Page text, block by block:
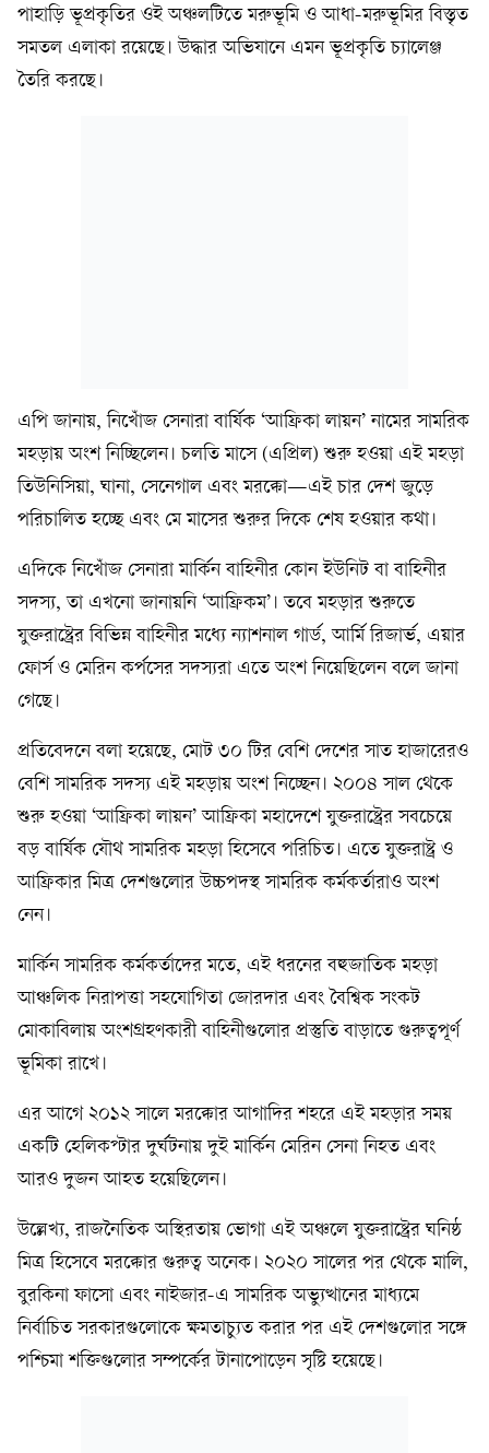
পাহাড়ি ভূপ্রকৃতির ওই অঞ্চলটিতে মরুভূমি ও আধা-মরুভূমির বিস্তৃত
সমতল এলাকা রয়েছে। উদ্ধার অভিযানে এমন ভূপ্রকৃতি চ্যালেঞ্জ
তৈরি করছে।
এপি জানায়, নিখোঁজ সেনারা বার্ষিক ‘আফ্রিকা লায়ন’ নামের সামরিক
মহড়ায় অংশ নিচ্ছিলেন। চলতি মাসে (এপ্রিল) শুরু হওয়া এই মহড়া
তিউনিসিয়া, ঘানা, সেনেগাল এবং মরক্কো—এই চার দেশ জুড়ে
পরিচালিত হচ্ছে এবং মে মাসের শুরুর দিকে শেষ হওয়ার কথা।
এদিকে নিখোঁজ সেনারা মার্কিন বাহিনীর কোন ইউনিট বা বাহিনীর
সদস্য, তা এখনো জানায়নি ‘আফ্রিকম’। তবে মহড়ার শুরুতে
যুক্তরাষ্ট্রের বিভিন্ন বাহিনীর মধ্যে ন্যাশনাল গার্ড, আর্মি রিজার্ভ, এয়ার
ফোর্স ও মেরিন কর্পসের সদস্যরা এতে অংশ নিয়েছিলেন বলে জানা
গেছে।
প্রতিবেদনে বলা হয়েছে, মোট ৩০ টির বেশি দেশের সাত হাজারেরও
বেশি সামরিক সদস্য এই মহড়ায় অংশ নিচ্ছেন। ২০০৪ সাল থেকে
শুরু হওয়া ‘আফ্রিকা লায়ন’ আফ্রিকা মহাদেশে যুক্তরাষ্ট্রের সবচেয়ে
বড় বার্ষিক যৌথ সামরিক মহড়া হিসেবে পরিচিত। এতে যুক্তরাষ্ট্র ও
আফ্রিকার মিত্র দেশগুলোর উচ্চপদস্থ সামরিক কর্মকর্তারাও অংশ
নেন।
মার্কিন সামরিক কর্মকর্তাদের মতে, এই ধরনের বহুজাতিক মহড়া
আঞ্চলিক নিরাপত্তা সহযোগিতা জোরদার এবং বৈশ্বিক সংকট
মোকাবিলায় অংশগ্রহণকারী বাহিনীগুলোর প্রস্তুতি বাড়াতে গুরুত্বপূর্ণ
ভূমিকা রাখে।
এর আগে ২০১২ সালে মরক্কোর আগাদির শহরে এই মহড়ার সময়
একটি হেলিকপ্টার দুর্ঘটনায় দুই মার্কিন মেরিন সেনা নিহত এবং
আরও দুজন আহত হয়েছিলেন।
উল্লেখ্য, রাজনৈতিক অস্থিরতায় ভোগা এই অঞ্চলে যুক্তরাষ্ট্রের ঘনিষ্ঠ
মিত্র হিসেবে মরক্কোর গুরুত্ব অনেক। ২০২০ সালের পর থেকে মালি,
বুরকিনা ফাসো এবং নাইজার-এ সামরিক অভ্যুত্থানের মাধ্যমে
নির্বাচিত সরকারগুলোকে ক্ষমতাচ্যুত করার পর এই দেশগুলোর সঙ্গে
পশ্চিমা শক্তিগুলোর সম্পর্কের টানাপোড়েন সৃষ্টি হয়েছে।